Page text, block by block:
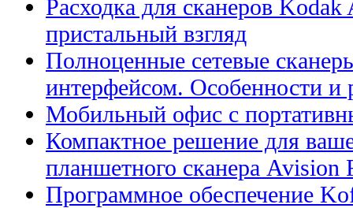
Расходка для сканеров
пристальный взгляд
Полноценные сетевые
интерфейсом. Особенности и
Мобильный офис с
Компактное решение для
планшетного сканера Avision
Программное обеспечение